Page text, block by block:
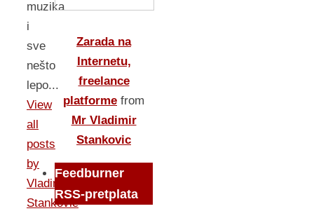
muzika
i
sve
nešto
lepo...
View
all
posts
by
Vladimir
Stankovic
Zarada na
Internetu,
freelance
platforme from
Mr Vladimir
Stankovic
Feedburner
RSS-pretplata